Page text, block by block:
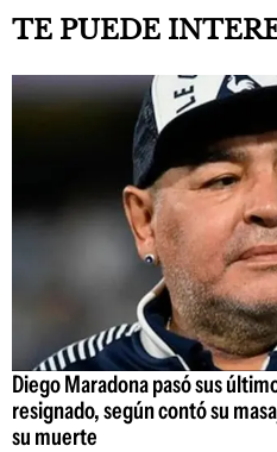
TE PUEDE
Diego Maradona pasó sus
resignado, según contó su
su muerte